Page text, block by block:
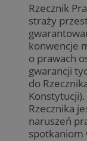
Rzecznik
straży
konwencje
o prawach
gwarancji
do
Rzecznika
naruszeń
spotkaniom